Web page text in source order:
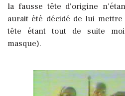
la fausse tête d'origine
aurait été décidé de lui
tête étant tout de suite
masque).